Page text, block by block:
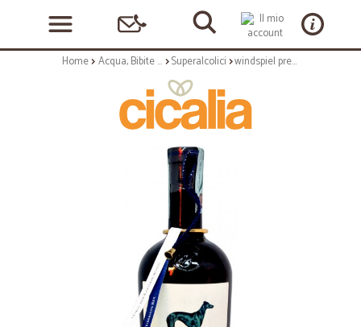
Home Acqua, Bibite e Alcolici Superalcolici windspiel premium dry gin cl.70 47°